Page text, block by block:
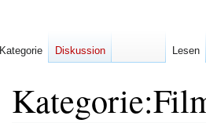
Kategorie:
Kategorie Diskussion Lesen